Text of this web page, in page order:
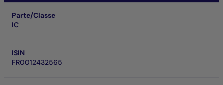
Parte/Classe
IC
ISIN
FR0012432565